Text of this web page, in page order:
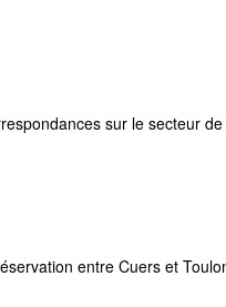
sur le secteur
entre Cuers et